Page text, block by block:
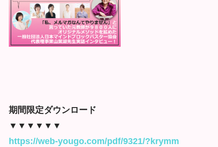
期間限定ダウンロード
▼▼▼▼▼▼
https://web-yougo.com/pdf/9321/?krymm